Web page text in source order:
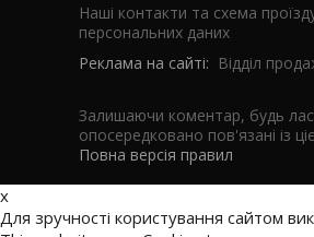
Наші контакти та схема
персональних даних
Реклама на сайті: Відділ
Залишаючи коментар, будь
опосередковано пов'язані із
Повна версія правил
x
Для зручності користування сайтом